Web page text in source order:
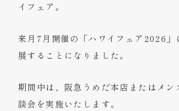
イフェア。
来月7月開催の「ハワイフェア2026
展することになりました。
期間中は、阪急うめだ本店またはメン
談会を実施いたします。